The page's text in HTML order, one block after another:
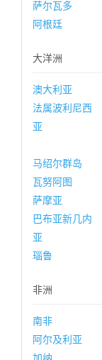
萨尔瓦多
阿根廷
大洋洲
澳大利亚
法属波利尼西
亚
马绍尔群岛
瓦努阿图
萨摩亚
巴布亚新几内
亚
瑙鲁
非洲
南非
阿尔及利亚